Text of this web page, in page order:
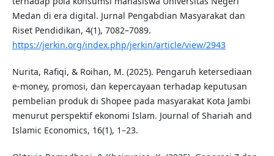
Medan di era digital. Jurnal Pengabdian Masyarakat dan
Riset Pendidikan, 4(1), 7082–7089.
https://jerkin.org/index.php/jerkin/article/view/2943
Nurita, Rafiqi, & Roihan, M. (2025). Pengaruh ketersediaan
e-money, promosi, dan kepercayaan terhadap keputusan
pembelian produk di Shopee pada masyarakat Kota Jambi
menurut perspektif ekonomi Islam. Journal of Shariah and
Islamic Economics, 16(1), 1–23.